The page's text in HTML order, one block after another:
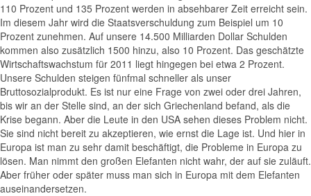
110 Prozent und 135 Prozent werden in absehbarer Zeit erreicht sein.
Im diesem Jahr wird die Staatsverschuldung zum Beispiel um 10
Prozent zunehmen. Auf unsere 14.500 Milliarden Dollar Schulden
kommen also zusätzlich 1500 hinzu, also 10 Prozent. Das geschätzte
Wirtschaftswachstum für 2011 liegt hingegen bei etwa 2 Prozent.
Unsere Schulden steigen fünfmal schneller als unser
Bruttosozialprodukt. Es ist nur eine Frage von zwei oder drei Jahren,
bis wir an der Stelle sind, an der sich Griechenland befand, als die
Krise begann. Aber die Leute in den USA sehen dieses Problem nicht.
Sie sind nicht bereit zu akzeptieren, wie ernst die Lage ist. Und hier in
Europa ist man zu sehr damit beschäftigt, die Probleme in Europa zu
lösen. Man nimmt den großen Elefanten nicht wahr, der auf sie zuläuft.
Aber früher oder später muss man sich in Europa mit dem Elefanten
auseinandersetzen.